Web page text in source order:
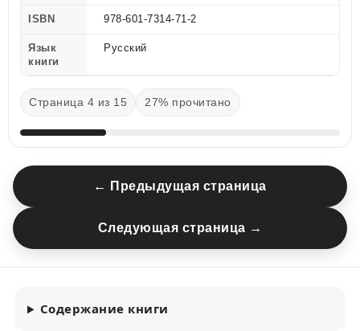
ISBN 978-601-7314-71-2
Язык
книги
Русский
Страница 4 из 15 27% прочитано
← Предыдущая страница
Следующая страница →
Содержание книги